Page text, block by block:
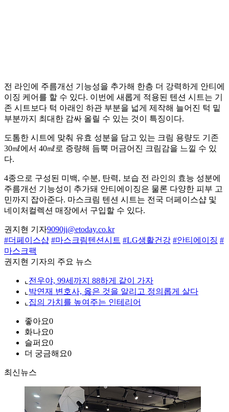
전 라인에 주름개선 기능성을 추가해 한층 더 강력하게 안티에
이징 케어를 할 수 있다. 이번에 새롭게 적용된 텐션 시트는 기
존 시트보다 턱 아래인 하관 부분을 넓게 제작해 늘어진 턱 밑
부분까지 최대한 감싸 올릴 수 있는 것이 특징이다.
도톰한 시트에 맞춰 유효 성분을 담고 있는 크림 용량도 기존
30㎖에서 40㎖로 증량해 듬뿍 머금어진 크림감을 느낄 수 있
다.
4종으로 구성된 미백, 수분, 탄력, 보습 전 라인의 효능 성분에
주름개선 기능성이 추가돼 안티에이징은 물론 다양한 피부 고
민까지 잡아준다. 마스크림 텐션 시트는 전국 더페이스샵 및
네이처컬렉션 매장에서 구입할 수 있다.
권지현 기자9090ji@etoday.co.kr
#더페이스샵 #마스크림텐션시트 #LG생활건강 #안티에이징 #
마스크팩
권지현 기자의 주요 뉴스
⌞ 전우야, 99세까지 88하게 같이 가자
⌞ 박연재 변호사, 옳은 것을 알리고 정의롭게 살다
⌞ 집의 가치를 높여주는 인테리어
좋아요0
화나요0
슬퍼요0
더 궁금해요0
최신뉴스